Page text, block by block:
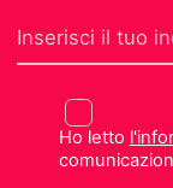
Ho letto